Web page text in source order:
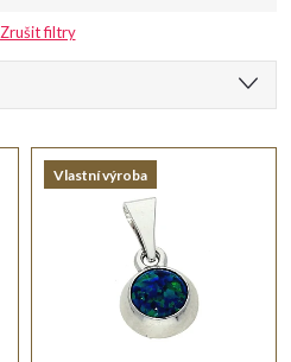
Zrušit filtry
Vlastní výroba